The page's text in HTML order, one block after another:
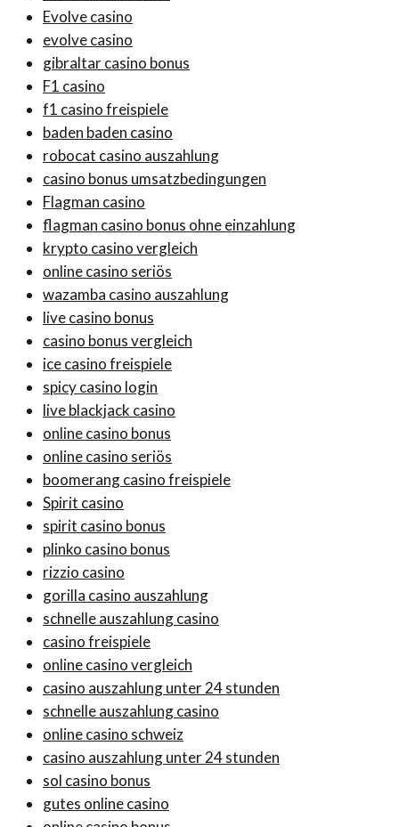
Evolve casino
evolve casino
gibraltar casino bonus
F1 casino
f1 casino freispiele
baden baden casino
robocat casino auszahlung
casino bonus umsatzbedingungen
Flagman casino
flagman casino bonus ohne einzahlung
krypto casino vergleich
online casino seriös
wazamba casino auszahlung
live casino bonus
casino bonus vergleich
ice casino freispiele
spicy casino login
live blackjack casino
online casino bonus
online casino seriös
boomerang casino freispiele
Spirit casino
spirit casino bonus
plinko casino bonus
rizzio casino
gorilla casino auszahlung
schnelle auszahlung casino
casino freispiele
online casino vergleich
casino auszahlung unter 24 stunden
schnelle auszahlung casino
online casino schweiz
casino auszahlung unter 24 stunden
sol casino bonus
gutes online casino